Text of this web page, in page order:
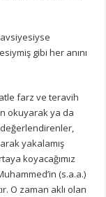
gibi her anını
farz ve teravih
okuyarak ya da
yakalamış
koyacağımız
(s.a.a.)
O zaman aklı olan